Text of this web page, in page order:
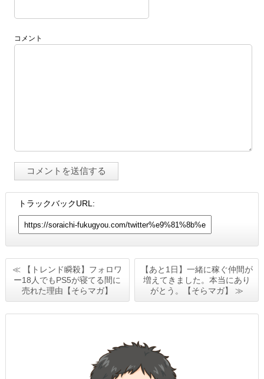
コメント
トラックバックURL:
≪ 【トレンド瞬殺】フォロワ
ー18人でもPS5が寝てる間に
売れた理由【そらマガ】
【あと1日】一緒に稼ぐ仲間が
増えてきました。本当にあり
がとう。【そらマガ】 ≫